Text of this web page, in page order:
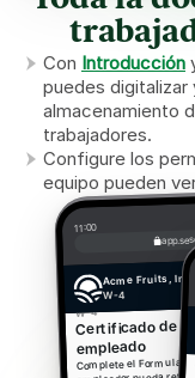
11:00
Acme Fruits, Inc.
W-4
W-4
Certificado de
empleado
Complete el
Con Introducción
puedes digitalizar
almacenamiento
trabajadores.
Configure los
equipo pueden